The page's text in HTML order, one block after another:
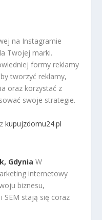
na Instagramie
Twojej marki.
formy reklamy
tworzyć reklamy,
oraz korzystać z
swoje strategie.
zkupujzdomu24.pl
Gdynia W
internetowy
biznesu,
SEM stają się coraz